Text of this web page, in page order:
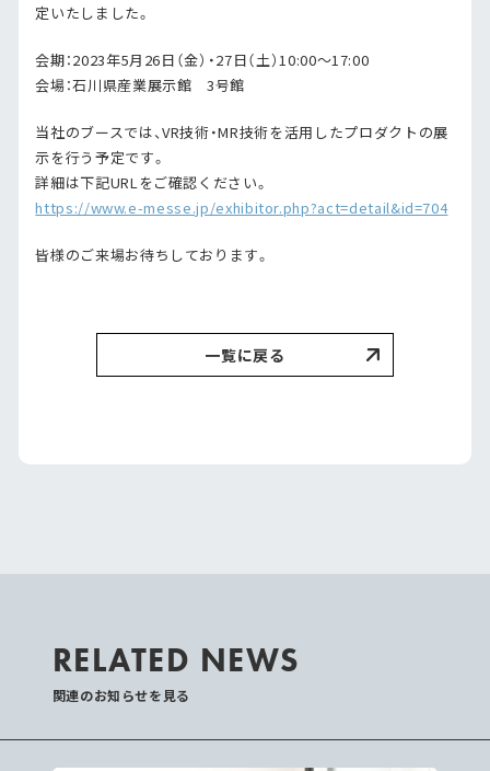
定いたしました。
会期：2023年5月26日（金）・27日（土）10:00～17:00
会場：石川県産業展示館 3号館
当社のブースでは、VR技術・MR技術を活用したプロダクトの展
示を行う予定です。
詳細は下記URLをご確認ください。
https://www.e-messe.jp/exhibitor.php?act=detail&id=704
皆様のご来場お待ちしております。
一覧に戻る
RELATED NEWS
関連のお知らせを見る